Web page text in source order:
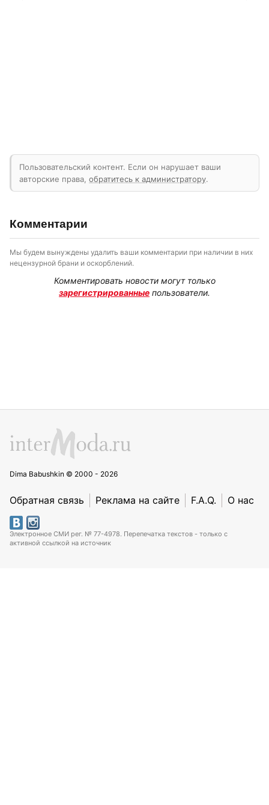
Пользовательский контент. Если он нарушает ваши
авторские права, обратитесь к администратору.
Комментарии
Мы будем вынуждены удалить ваши комментарии при наличии в них
нецензурной брани и оскорблений.
Комментировать новости могут только
зарегистрированные пользователи.
Dima Babushkin © 2000 - 2026
Обратная связь Реклама на сайте F.A.Q. О нас
Электронное СМИ рег. № 77-4978. Перепечатка текстов - только с
активной ссылкой на источник